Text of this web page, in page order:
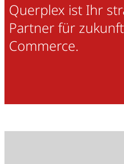
Querplex ist Ihr
Partner für
Commerce.